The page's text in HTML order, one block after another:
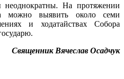
На протяжении
можно выявить около семи
и ходатайствах Собора
Священник Вячеслав Осадчук